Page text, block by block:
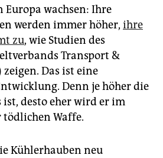
Europa wachsen: Ihre
werden immer höher, ihre
zu, wie Studien des
Transport &
Das ist eine
Denn je höher die
ist, desto eher wird er im
Waffe.
Kühlerhauben neu